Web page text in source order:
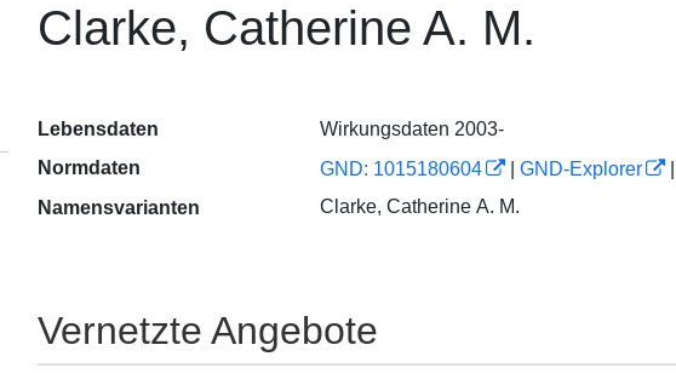
Clarke, Catherine A. M.
Lebensdaten
Wirkungsdaten 2003-
Normdaten
GND: 1015180604 GND-Explorer
Namensvarianten
Clarke, Catherine A. M.
Vernetzte Angebote